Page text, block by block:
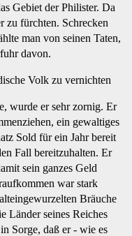
Gebiet der Philister. Da
zu fürchten. Schrecken
man von seinen Taten,
davon.
Volk zu vernichten
wurde er sehr zornig. Er
ein gewaltiges
Sold für ein Jahr bereit
Fall bereitzuhalten. Er
sein ganzes Geld
war stark
Bräuche
Länder seines Reiches
Sorge, daß er - wie es